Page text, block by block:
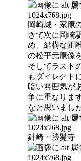
岡崎城・家康
さて次に岡崎
め、結構な距
の松平元康像
そしてラスト
もダイレクト
暗い雰囲気が
争に重なりま
なと思いました
針崎・勝鬘寺